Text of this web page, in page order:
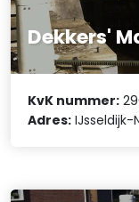
Dekkers'
KvK nummer:
Adres: IJsseldijk-